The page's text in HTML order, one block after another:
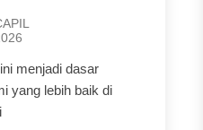
menjadi dasar
yang lebih baik di